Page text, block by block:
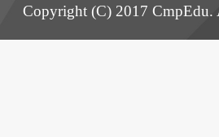
Copyright (C) 2017 CmpEdu.